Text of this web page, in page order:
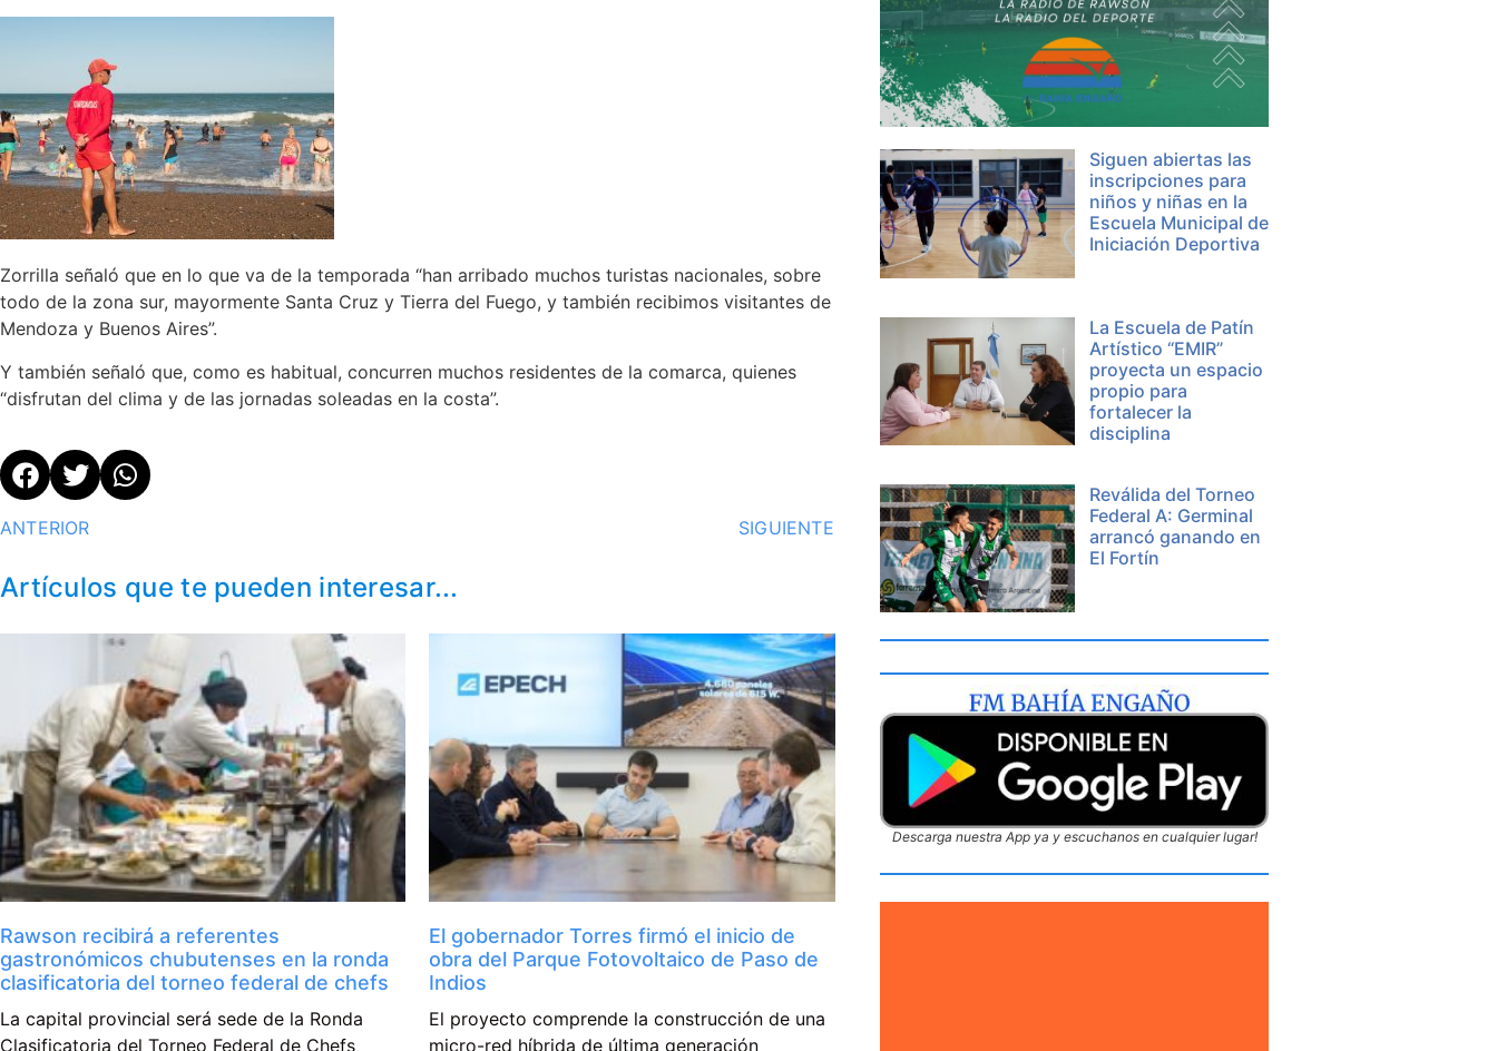
Zorrilla señaló que en lo que va de la temporada “han arribado muchos turistas nacionales, sobre
todo de la zona sur, mayormente Santa Cruz y Tierra del Fuego, y también recibimos visitantes de
Mendoza y Buenos Aires”.
Y también señaló que, como es habitual, concurren muchos residentes de la comarca, quienes
“disfrutan del clima y de las jornadas soleadas en la costa”.
ANTERIOR SIGUIENTE
Artículos que te pueden interesar...
Rawson recibirá a referentes
gastronómicos chubutenses en la ronda
clasificatoria del torneo federal de chefs
La capital provincial será sede de la Ronda
Clasificatoria del Torneo Federal de Chefs
El gobernador Torres firmó el inicio de
obra del Parque Fotovoltaico de Paso de
Indios
El proyecto comprende la construcción de una
micro-red híbrida de última generación
Siguen abiertas las
inscripciones para
niños y niñas en la
Escuela Municipal de
Iniciación Deportiva
La Escuela de Patín
Artístico “EMIR”
proyecta un espacio
propio para
fortalecer la
disciplina
Reválida del Torneo
Federal A: Germinal
arrancó ganando en
El Fortín
Descarga nuestra App ya y escuchanos en cualquier lugar!